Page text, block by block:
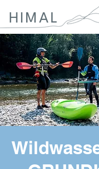
HIMAL